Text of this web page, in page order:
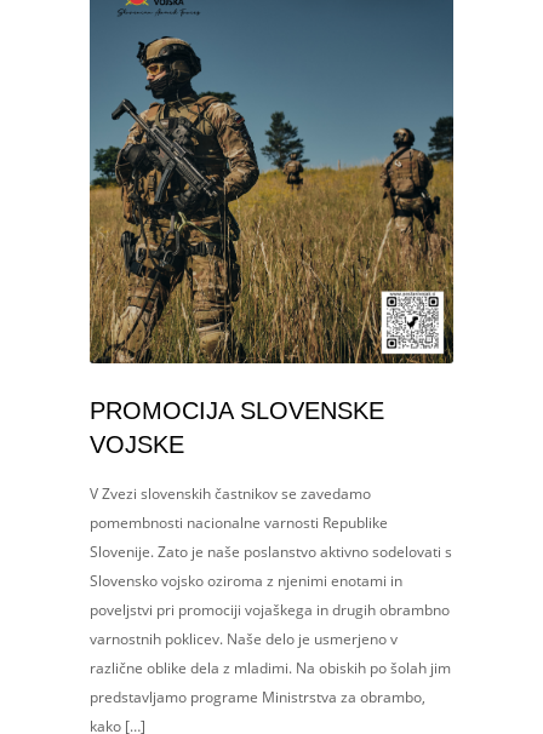
PROMOCIJA SLOVENSKE
VOJSKE
V Zvezi slovenskih častnikov se zavedamo
pomembnosti nacionalne varnosti Republike
Slovenije. Zato je naše poslanstvo aktivno sodelovati s
Slovensko vojsko oziroma z njenimi enotami in
poveljstvi pri promociji vojaškega in drugih obrambno
varnostnih poklicev. Naše delo je usmerjeno v
različne oblike dela z mladimi. Na obiskih po šolah jim
predstavljamo programe Ministrstva za obrambo,
kako […]